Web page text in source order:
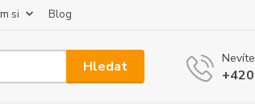
si Blog
Hledat